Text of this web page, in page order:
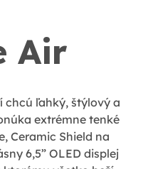
Air
ľahký, štýlový a
extrémne tenké
Ceramic Shield na
6,5” OLED displej